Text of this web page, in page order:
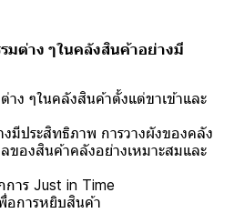
มต่าง ๆในคลังสินค้าอย่างมี
าง ๆในคลังสินค้าตั้งแต่ขาเข้าและ
มีประสิทธิภาพ การวางผังของคลัง
ของสินค้าคลังอย่างเหมาะสมและ
าร Just in Time
อการหยิบสินค้า